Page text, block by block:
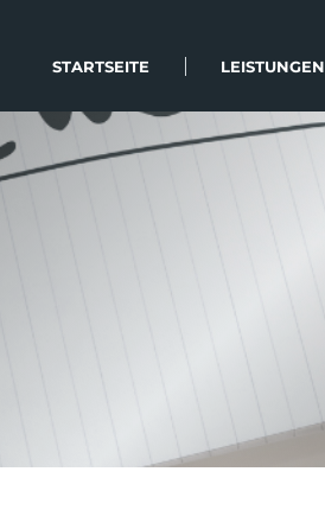
STARTSEITE LEISTUNGEN